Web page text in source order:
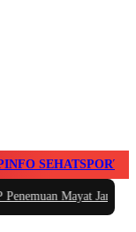
INFO SEHATSPORTS
Mayat Janin Bayi di